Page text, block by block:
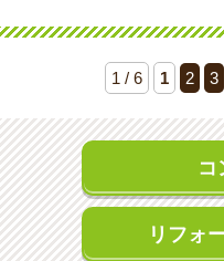
1 / 6 1 2 3
コ
リフォ